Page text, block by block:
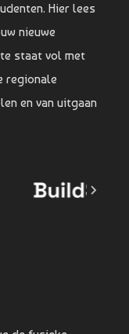
Hier lees
nieuwe
staat vol met
regionale
en van uitgaan